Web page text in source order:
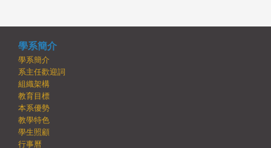
學系簡介
學系簡介
系主任歡迎詞
組織架構
教育目標
本系優勢
教學特色
學生照顧
行事曆